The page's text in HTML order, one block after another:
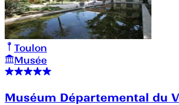
Toulon
Musée
Muséum Départemental du